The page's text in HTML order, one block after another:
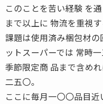
このことを苦い経験 を
まで以上に 物流を重視
課題は使用済み梱包材
ットスーパーでは 常時
季節限定商 品まで含め
二五〇。
ここに毎月一〇〇品目